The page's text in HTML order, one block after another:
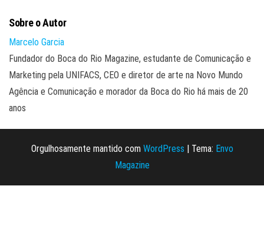
Sobre o Autor
Marcelo Garcia
Fundador do Boca do Rio Magazine, estudante de Comunicação e
Marketing pela UNIFACS, CEO e diretor de arte na Novo Mundo
Agência e Comunicação e morador da Boca do Rio há mais de 20
anos
Orgulhosamente mantido com WordPress | Tema: Envo
Magazine